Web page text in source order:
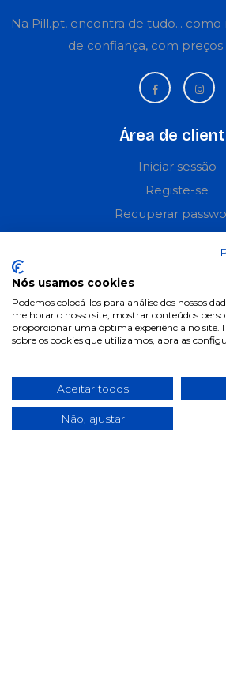
Na Pill.pt, encontra de tudo... como
de confiança, com preços
Área de
Iniciar sessão
Registe-se
Recuperar
Perguntas
Informações
Termos &
Política de
Condições de
Últimas notícias &
Nós usamos cookies
Podemos colocá-los para análise dos nossos
melhorar o nosso site, mostrar conteúdos
proporcionar uma óptima experiência no site.
sobre os cookies que utilizamos, abra as
Aceitar todos
Não, ajustar